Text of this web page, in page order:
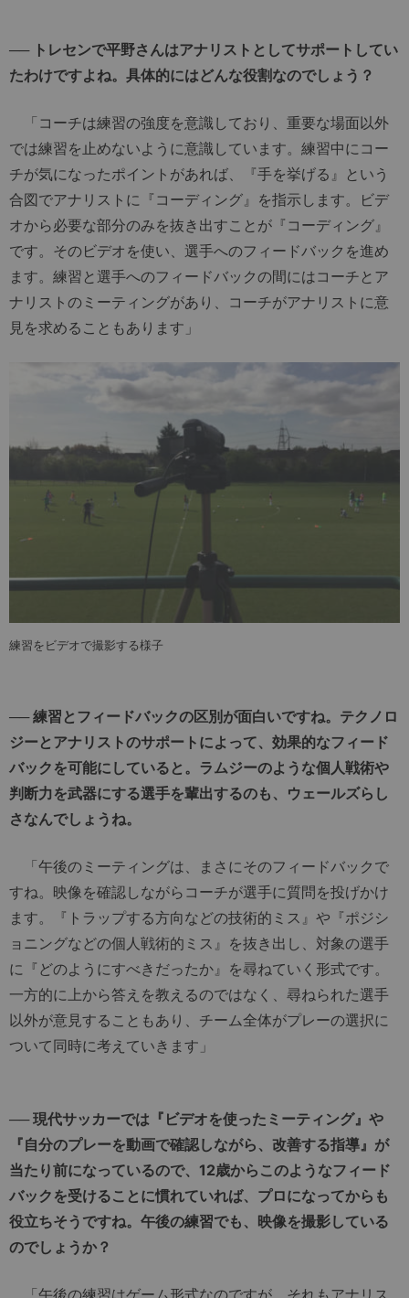
── トレセンで平野さんはアナリストとしてサポートしてい
たわけですよね。具体的にはどんな役割なのでしょう？
「コーチは練習の強度を意識しており、重要な場面以外
では練習を止めないように意識しています。練習中にコー
チが気になったポイントがあれば、『手を挙げる』という
合図でアナリストに『コーディング』を指示します。ビデ
オから必要な部分のみを抜き出すことが『コーディング』
です。そのビデオを使い、選手へのフィードバックを進め
ます。練習と選手へのフィードバックの間にはコーチとア
ナリストのミーティングがあり、コーチがアナリストに意
見を求めることもあります」
練習をビデオで撮影する様子
── 練習とフィードバックの区別が面白いですね。テクノロ
ジーとアナリストのサポートによって、効果的なフィード
バックを可能にしていると。ラムジーのような個人戦術や
判断力を武器にする選手を輩出するのも、ウェールズらし
さなんでしょうね。
「午後のミーティングは、まさにそのフィードバックで
すね。映像を確認しながらコーチが選手に質問を投げかけ
ます。『トラップする方向などの技術的ミス』や『ポジシ
ョニングなどの個人戦術的ミス』を抜き出し、対象の選手
に『どのようにすべきだったか』を尋ねていく形式です。
一方的に上から答えを教えるのではなく、尋ねられた選手
以外が意見することもあり、チーム全体がプレーの選択に
ついて同時に考えていきます」
── 現代サッカーでは『ビデオを使ったミーティング』や
『自分のプレーを動画で確認しながら、改善する指導』が
当たり前になっているので、12歳からこのようなフィード
バックを受けることに慣れていれば、プロになってからも
役立ちそうですね。午後の練習でも、映像を撮影している
のでしょうか？